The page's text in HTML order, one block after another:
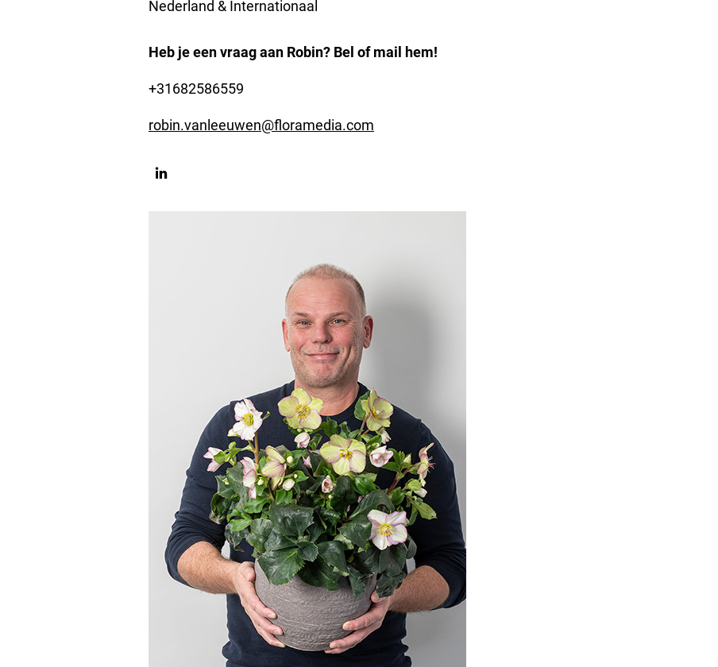
Nederland & Internationaal
Heb je een vraag aan Robin? Bel of mail hem!
+31682586559
robin.vanleeuwen@floramedia.com